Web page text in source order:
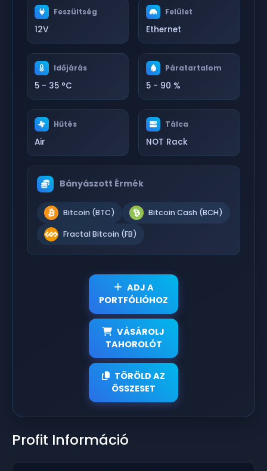
Feszültség
12V
Felület
Ethernet
Időjárás
5 - 35 °C
Páratartalom
5 - 90 %
Hűtés
Air
Tálca
NOT Rack
Bányászott Érmék
Bitcoin (BTC) Bitcoin Cash (BCH)
Fractal Bitcoin (FB)
ADJ A
PORTFÓLIÓHOZ
VÁSÁROLJ
TAHOROLÓT
TÖRÖLD AZ
ÖSSZESET
Profit Információ